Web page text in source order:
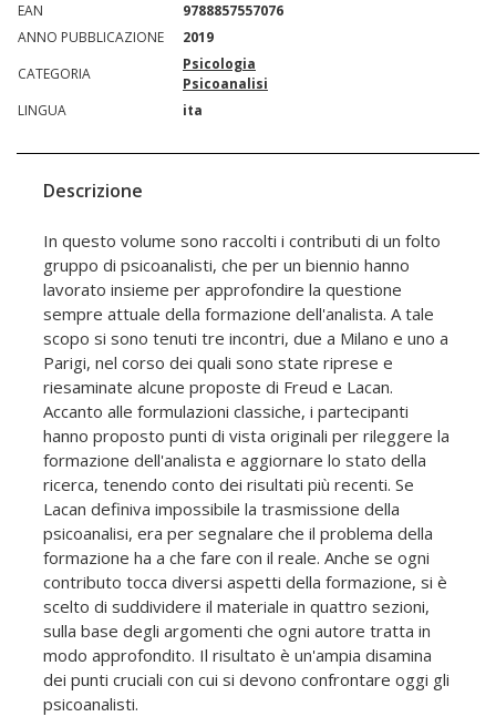
EAN
9788857557076
ANNO PUBBLICAZIONE
2019
CATEGORIA
Psicologia
Psicoanalisi
LINGUA
ita
Descrizione
In questo volume sono raccolti i contributi di un folto
gruppo di psicoanalisti, che per un biennio hanno
lavorato insieme per approfondire la questione
sempre attuale della formazione dell'analista. A tale
scopo si sono tenuti tre incontri, due a Milano e uno a
Parigi, nel corso dei quali sono state riprese e
riesaminate alcune proposte di Freud e Lacan.
Accanto alle formulazioni classiche, i partecipanti
hanno proposto punti di vista originali per rileggere la
formazione dell'analista e aggiornare lo stato della
ricerca, tenendo conto dei risultati più recenti. Se
Lacan definiva impossibile la trasmissione della
psicoanalisi, era per segnalare che il problema della
formazione ha a che fare con il reale. Anche se ogni
contributo tocca diversi aspetti della formazione, si è
scelto di suddividere il materiale in quattro sezioni,
sulla base degli argomenti che ogni autore tratta in
modo approfondito. Il risultato è un'ampia disamina
dei punti cruciali con cui si devono confrontare oggi gli
psicoanalisti.